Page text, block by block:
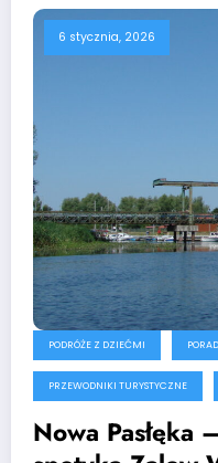
6 stycznia, 2026
PODRÓŻE Z DZIEĆMI
PRZEWODNIKI TURYSTYCZNE
Nowa Pasłęka